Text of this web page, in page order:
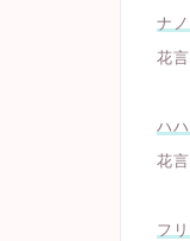
ナ
花
ハ
花
フ